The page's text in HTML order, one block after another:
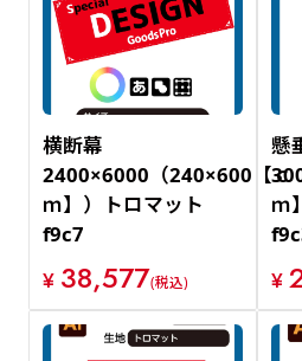
横断幕
2400×6000（240×600【ｃ
ｍ】）トロマット
f9c7
¥ 38,577(税込)
懸
ｍ
¥